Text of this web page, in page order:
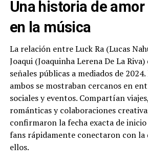
Una historia de
en la música
La relación entre Luck Ra (Lucas
Joaqui (Joaquinha Lerena De La
señales públicas a mediados de
ambos se mostraban cercanos en
sociales y eventos. Compartían
románticas y colaboraciones
confirmaron la fecha exacta de
fans rápidamente conectaron con
ellos.